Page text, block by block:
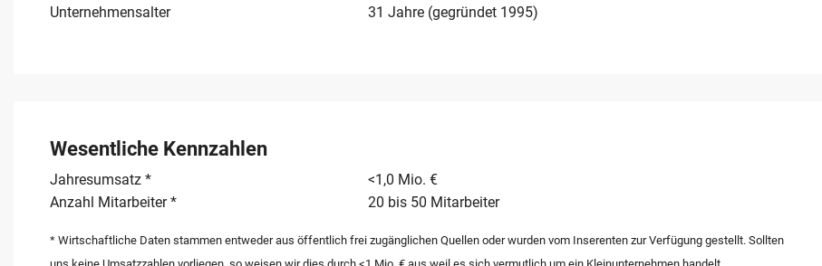
Unternehmensalter
31 Jahre (gegründet 1995)
Wesentliche Kennzahlen
Jahresumsatz *
<1,0 Mio. €
Anzahl Mitarbeiter *
20 bis 50 Mitarbeiter
* Wirtschaftliche Daten stammen entweder aus öffentlich frei zugänglichen Quellen oder wurden vom Inserenten zur Verfügung gestellt. Sollten